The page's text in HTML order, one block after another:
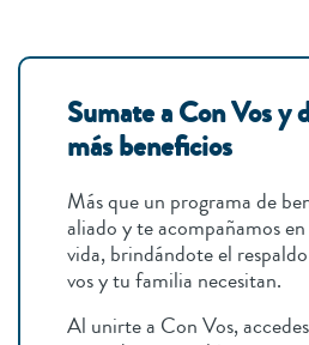
Sumate a Con Vos y
más beneficios
Más que un programa de
aliado y te acompañamos
vida, brindándote el
vos y tu familia necesitan.
Al unirte a Con Vos,